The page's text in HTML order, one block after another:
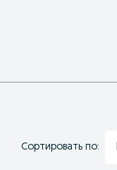
Сортировать по: